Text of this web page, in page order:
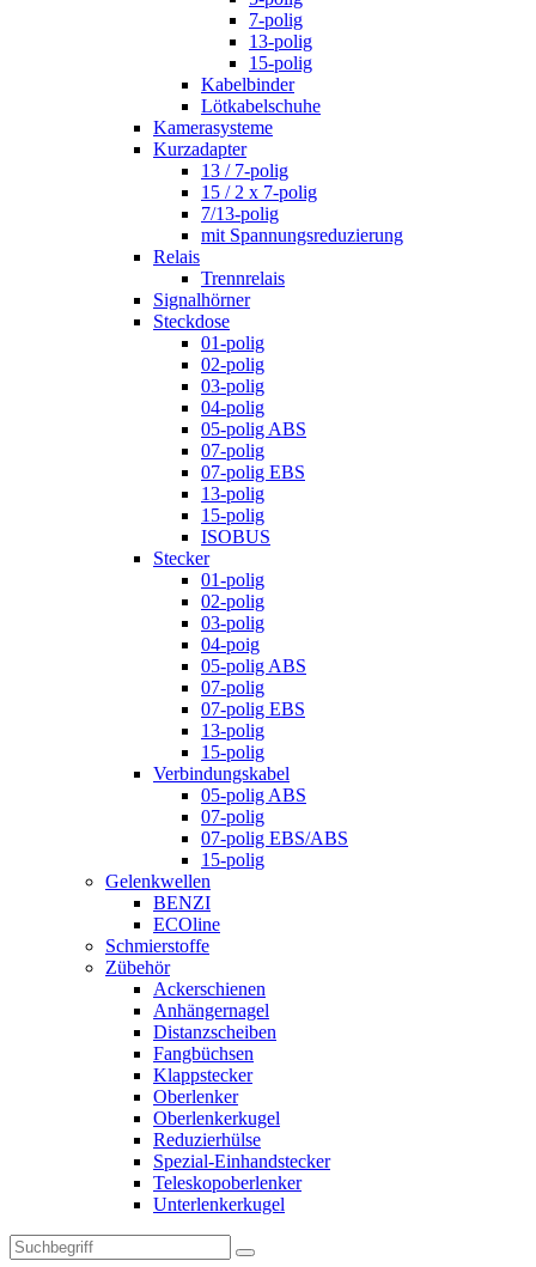
7-polig
13-polig
15-polig
Kabelbinder
Lötkabelschuhe
Kamerasysteme
Kurzadapter
13 / 7-polig
15 / 2 x 7-polig
7/13-polig
mit Spannungsreduzierung
Relais
Trennrelais
Signalhörner
Steckdose
01-polig
02-polig
03-polig
04-polig
05-polig ABS
07-polig
07-polig EBS
13-polig
15-polig
ISOBUS
Stecker
01-polig
02-polig
03-polig
04-poig
05-polig ABS
07-polig
07-polig EBS
13-polig
15-polig
Verbindungskabel
05-polig ABS
07-polig
07-polig EBS/ABS
15-polig
Gelenkwellen
BENZI
ECOline
Schmierstoffe
Zübehör
Ackerschienen
Anhängernagel
Distanzscheiben
Fangbüchsen
Klappstecker
Oberlenker
Oberlenkerkugel
Reduzierhülse
Spezial-Einhandstecker
Teleskopoberlenker
Unterlenkerkugel